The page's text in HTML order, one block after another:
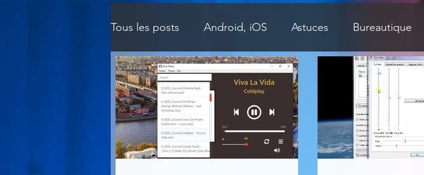
Tous les posts Android, iOS Astuces Bureautique
Customisation Windows Divers Dossier Windows
Gestion Système Graphisme Hardware Internet